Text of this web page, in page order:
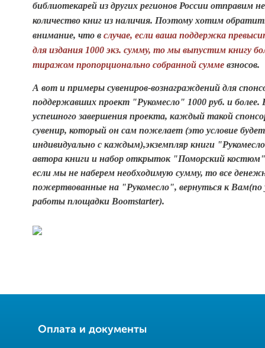
библиотекарей из других регионов России отправим
количество книг из наличия. Поэтому хотим
внимание, что в случае, если ваша поддержка
для издания 1000 экз. сумму, то мы выпустим книгу
тиражом пропорционально собранной сумме взносов.
А вот и примеры сувениров-вознаграждений для
поддержавших проект "Рукомесло" 1000 руб. и более.
успешного завершения проекта, каждый такой
сувенир, который он сам пожелает (это условие будет
индивидуально с каждым),экземпляр книги
автора книги и набор открыток "Поморский костюм".
если мы не наберем необходимую сумму, то все
пожертвованные на "Рукомесло", вернуться к Вам(по
работы площадки Boomstarter).
Оплата и документы